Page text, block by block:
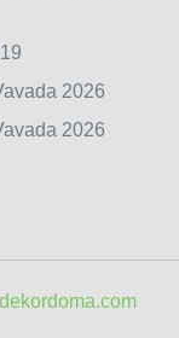
2026
2026
dekordoma.com